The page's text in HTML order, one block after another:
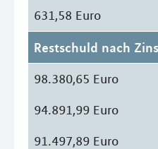
631,58 Euro
Restschuld nach
98.380,65 Euro
94.891,99 Euro
91.497,89 Euro